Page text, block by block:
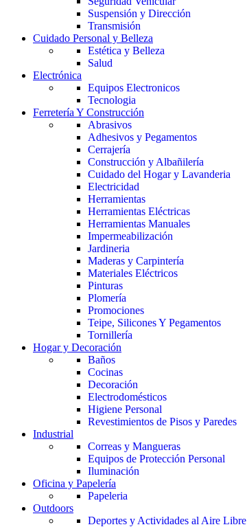
Suspensión y Dirección
Transmisión
Cuidado Personal y Belleza
Estética y Belleza
Salud
Electrónica
Equipos Electronicos
Tecnologia
Ferretería Y Construcción
Abrasivos
Adhesivos y Pegamentos
Cerrajería
Construcción y Albañilería
Cuidado del Hogar y Lavanderia
Electricidad
Herramientas
Herramientas Eléctricas
Herramientas Manuales
Impermeabilización
Jardineria
Maderas y Carpintería
Materiales Eléctricos
Pinturas
Plomería
Promociones
Teipe, Silicones Y Pegamentos
Tornillería
Hogar y Decoración
Baños
Cocinas
Decoración
Electrodomésticos
Higiene Personal
Revestimientos de Pisos y Paredes
Industrial
Correas y Mangueras
Equipos de Protección Personal
Iluminación
Oficina y Papelería
Papeleria
Outdoors
Deportes y Actividades al Aire Libre